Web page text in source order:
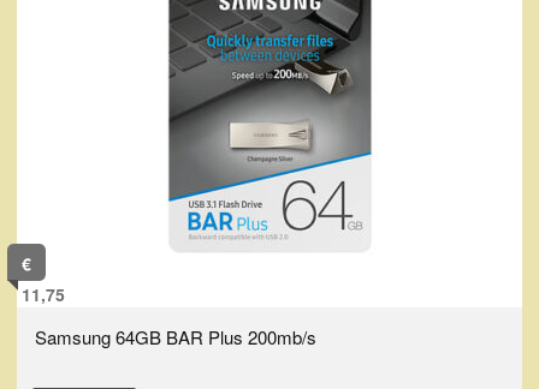
€
11,75
Samsung 64GB BAR Plus 200mb/s